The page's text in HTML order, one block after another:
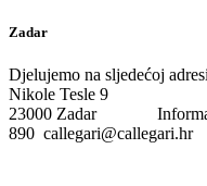
Zadar
Djelujemo na sljedećoj
Nikole Tesle 9
23000 Zadar
890 callegari@callegari.hr